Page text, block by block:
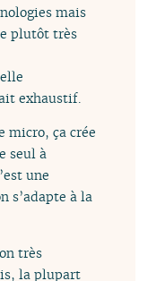
mais
plutôt très
exhaustif.
micro, ça crée
seul à
une
s’adapte à la
très
la plupart